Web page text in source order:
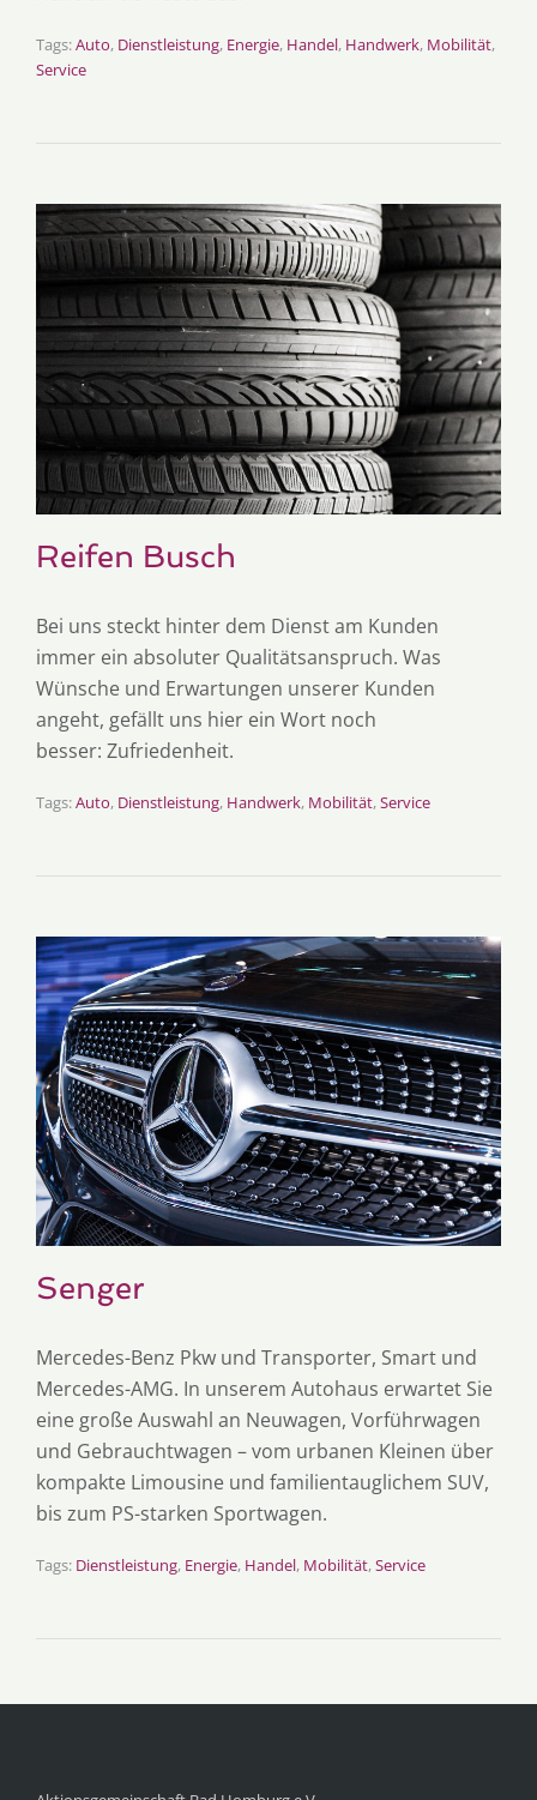
Tags:Auto, Dienstleistung, Energie, Handel, Handwerk, Mobilität,
Service
Reifen Busch
Bei uns steckt hinter dem Dienst am Kunden
immer ein absoluter Qualitätsanspruch. Was
Wünsche und Erwartungen unserer Kunden
angeht, gefällt uns hier ein Wort noch
besser: Zufriedenheit.
Tags:Auto, Dienstleistung, Handwerk, Mobilität,Service
Senger
Mercedes-Benz Pkw und Transporter, Smart und
Mercedes-AMG. In unserem Autohaus erwartet Sie
eine große Auswahl an Neuwagen, Vorführwagen
und Gebrauchtwagen – vom urbanen Kleinen über
kompakte Limousine und familientauglichem SUV,
bis zum PS-starken Sportwagen.
Tags: Dienstleistung, Energie, Handel, Mobilität,Service